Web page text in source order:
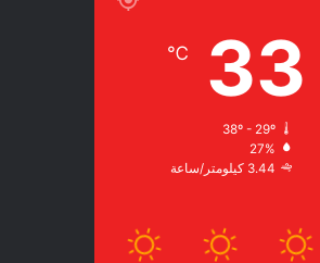
33
℃
38º - 29º
27%
3.44 كيلومتر/ساعة